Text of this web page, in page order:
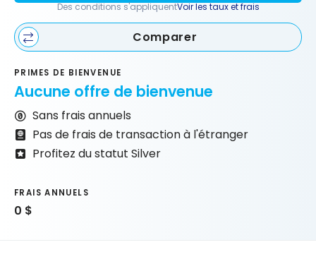
Des conditions s'appliquentVoir les taux et frais
Comparer
PRIMES DE BIENVENUE
Aucune offre de bienvenue
Sans frais annuels
Pas de frais de transaction à l'étranger
Profitez du statut Silver
FRAIS ANNUELS
0 $